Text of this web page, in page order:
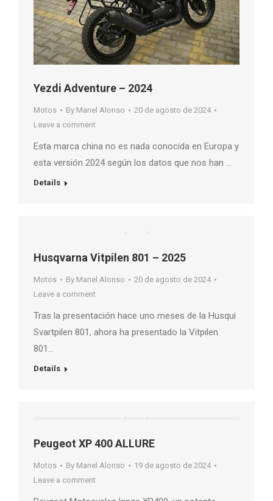
Yezdi Adventure – 2024
Motos By Manel Alonso
20 de agosto de 2024
Leave a comment
Esta marca china no es nada conocida en Europa y
esta versión 2024 según los datos que nos han …
Details
Husqvarna Vitpilen 801 – 2025
Motos By Manel Alonso
20 de agosto de 2024
Leave a comment
Tras la presentación hace uno meses de la Husqui
Svartpilen 801, ahora ha presentado la Vitpilen
801…
Details
Peugeot XP 400 ALLURE
Motos By Manel Alonso
19 de agosto de 2024
Leave a comment